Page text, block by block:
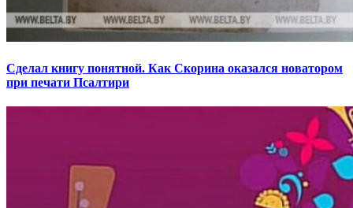
Сделал книгу понятной. Как Скорина оказался новатором
при печати Псалтири